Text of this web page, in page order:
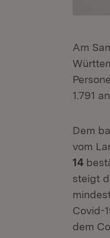
Am
1.791 an.
Dem
vom
14
steigt
Covid-
dem